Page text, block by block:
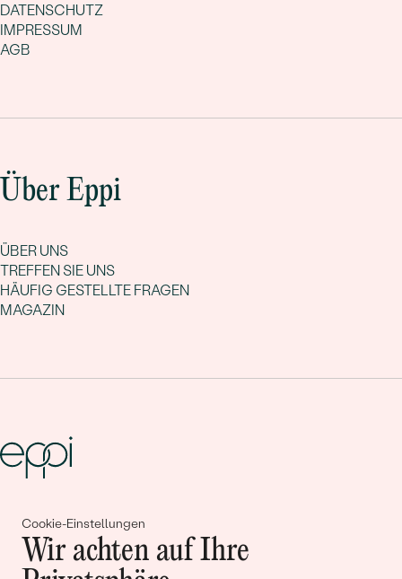
Cookie-Einstellungen
Wir achten auf Ihre
DATENSCHUTZ
IMPRESSUM
AGB
Über Eppi
ÜBER UNS
TREFFEN SIE UNS
HÄUFIG GESTELLTE FRAGEN
MAGAZIN
Gemeinsam erschaffen wir
Geschichten von Schönheit und